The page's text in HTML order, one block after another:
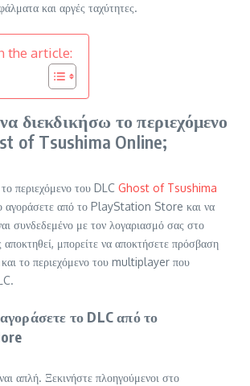
και αργές ταχύτητες.
the article:
διεκδικήσω το περιεχόμενο
of Tsushima Online;
περιεχόμενο του DLC Ghost of Tsushima
αγοράσετε από το PlayStation Store και να
συνδεδεμένο με τον λογαριασμό σας στο
μπορείτε να αποκτήσετε πρόσβαση
και το περιεχόμενο του multiplayer που
το DLC από το
απλή. Ξεκινήστε πλοηγούμενοι στο